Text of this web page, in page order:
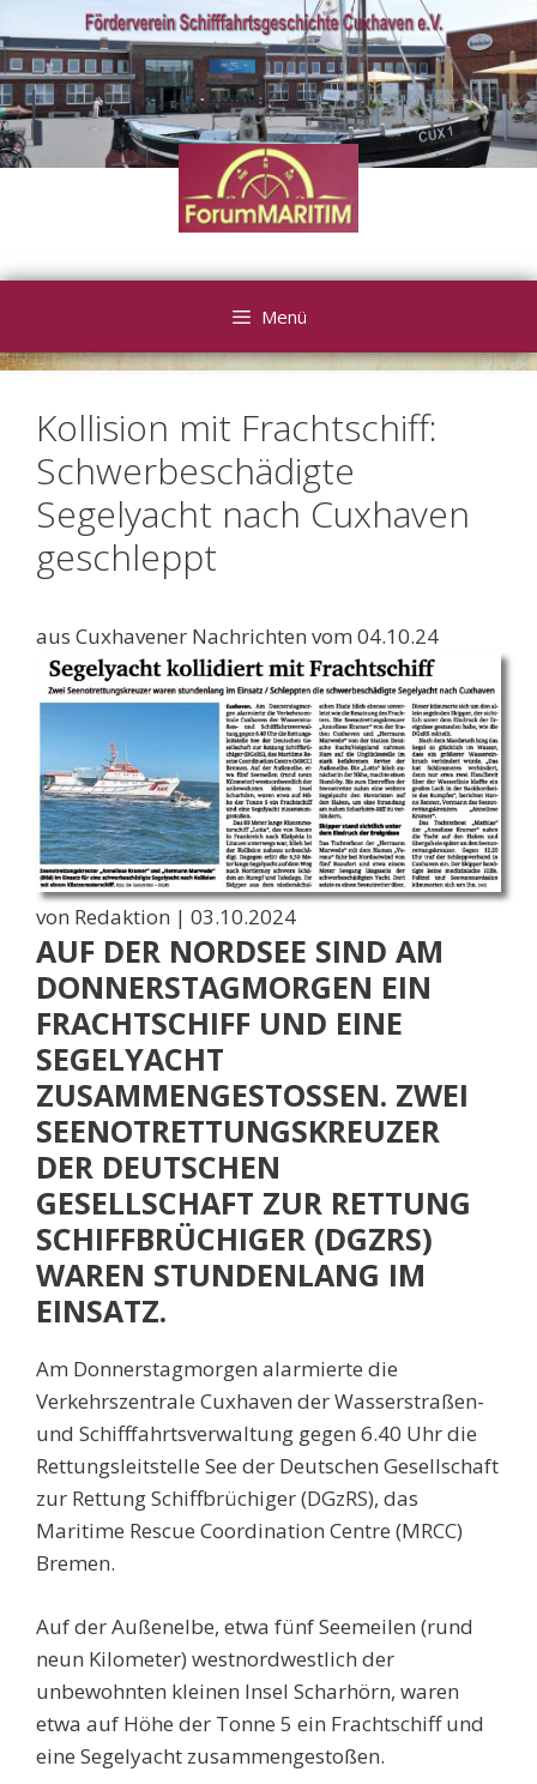
Inhalt
springen
Menü
Kollision mit Frachtschiff:
Schwerbeschädigte
Segelyacht nach Cuxhaven
geschleppt
aus Cuxhavener Nachrichten vom 04.10.24
von Redaktion | 03.10.2024
AUF DER NORDSEE SIND AM
DONNERSTAGMORGEN EIN
FRACHTSCHIFF UND EINE
SEGELYACHT
ZUSAMMENGESTOSSEN. ZWEI S
EENOTRETTUNGSKREUZER D
ER DEUTSCHEN G
ESELLSCHAFT ZUR RETTUNG S
CHIFFBRÜCHIGER (DGZRS) W
AREN STUNDENLANG IM E
INSATZ.
Am Donnerstagmorgen alarmierte die
Verkehrszentrale Cuxhaven der Wasserstraßen-
und Schifffahrtsverwaltung gegen 6.40 Uhr die
Rettungsleitstelle See der Deutschen Gesellschaft
zur Rettung Schiffbrüchiger (DGzRS), das
Maritime Rescue Coordination Centre (MRCC)
Bremen.
Auf der Außenelbe, etwa fünf Seemeilen (rund
neun Kilometer) westnordwestlich der
unbewohnten kleinen Insel Scharhörn, waren
etwa auf Höhe der Tonne 5 ein Frachtschiff und
eine Segelyacht zusammengestoßen.